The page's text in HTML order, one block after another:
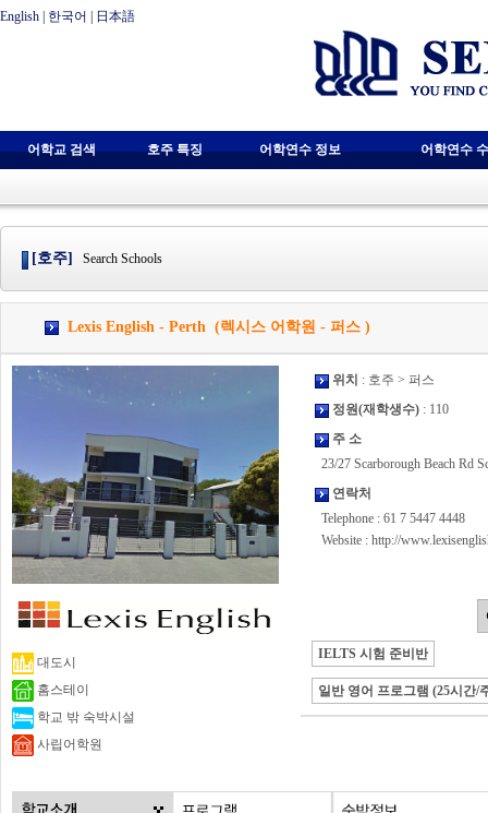
English 한국어 日本語
어학교 검색 호주 특징 어학연수 정보 어학연수
[호주] Search Schools
Lexis English - Perth (렉시스 어학원 - 퍼스 )
대도시
홈스테이
학교 밖 숙박시설
사립어학원
위치 : 호주 > 퍼스
정원(재학생수) : 110
주 소
23/27 Scarborough Beach Rd
연락처
Telephone : 61 7 5447 4448
Website : http://
IELTS 시험 준비반
일반 영어 프로그램 (25시간/